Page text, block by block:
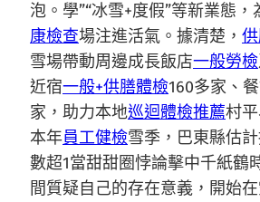
泡。學”“冰雪+度假”等新業態
康檢查場注進活氣。據清楚，
雪場帶動周邊成長飯店一般勞檢
近宿一般+供膳體檢160多家、
家，助力本地巡迴體檢推薦村
本年員工健檢雪季，巴東縣估
數超1當甜甜圈悖論擊中千紙鶴
間質疑自己的存在意義，開始